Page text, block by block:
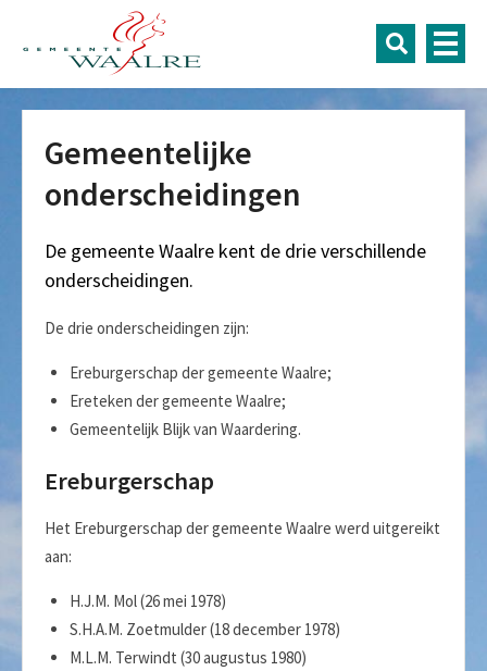
Gemeentelijke
onderscheidingen
De gemeente Waalre kent de drie verschillende
onderscheidingen.
De drie onderscheidingen zijn:
Ereburgerschap der gemeente Waalre;
Ereteken der gemeente Waalre;
Gemeentelijk Blijk van Waardering.
Ereburgerschap
Het Ereburgerschap der gemeente Waalre werd uitgereikt
aan:
H.J.M. Mol (26 mei 1978)
S.H.A.M. Zoetmulder (18 december 1978)
M.L.M. Terwindt (30 augustus 1980)